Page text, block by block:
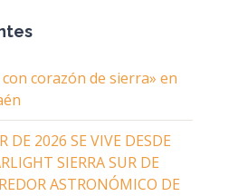
corazón de sierra» en
DE 2026 SE VIVE DESDE
SIERRA SUR DE
ASTRONÓMICO DE